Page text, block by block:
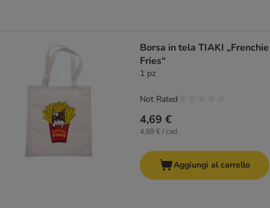
Borsa in tela TIAKI „Frenchie
Fries“
1 pz
4,69 €
4,69 € / cad.
Not Rated
Aggiungi al carrello